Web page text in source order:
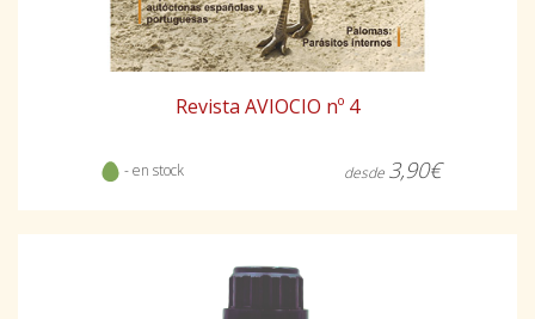
Revista AVIOCIO nº 4
- en stock desde 3,90€